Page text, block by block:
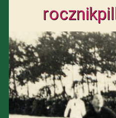
rocznik